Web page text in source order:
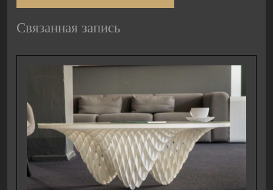
Связанная запись